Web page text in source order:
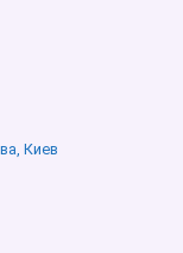
Киев